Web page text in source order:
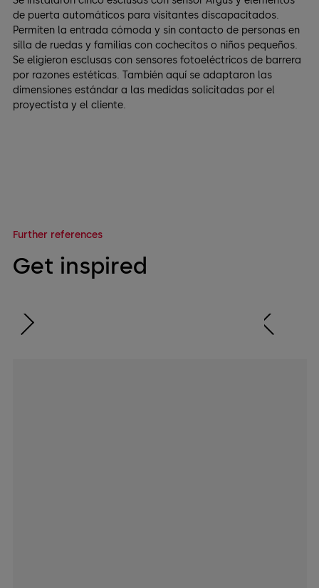
de puerta automáticos para visitantes discapacitados.
Permiten la entrada cómoda y sin contacto de personas en
silla de ruedas y familias con cochecitos o niños pequeños.
Se eligieron esclusas con sensores fotoeléctricos de barrera
por razones estéticas. También aquí se adaptaron las
dimensiones estándar a las medidas solicitadas por el
proyectista y el cliente.
Further references
Get inspired